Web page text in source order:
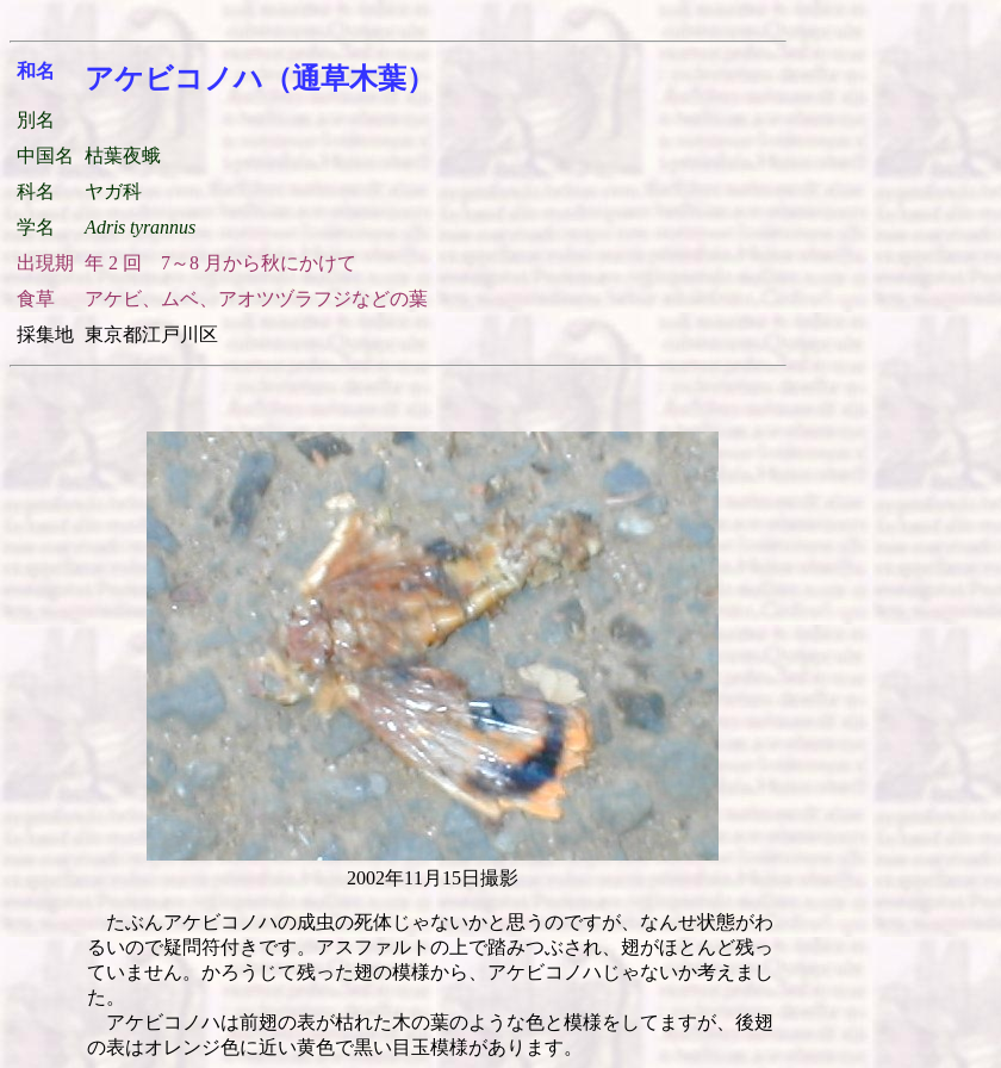
和名 アケビコノハ（通草木葉）
別名
中国名
枯葉夜蛾
科名
ヤガ科
学名
Adris tyrannus
出現期
年 2 回 7～8 月から秋にかけて
食草
アケビ、ムベ、アオツヅラフジなどの葉
採集地 東京都江戸川区
2002年11月15日撮影
たぶんアケビコノハの成虫の死体じゃないかと思うのですが、なんせ状態がわ
るいので疑問符付きです。アスファルトの上で踏みつぶされ、翅がほとんど残っ
ていません。かろうじて残った翅の模様から、アケビコノハじゃないか考えまし
た。
アケビコノハは前翅の表が枯れた木の葉のような色と模様をしてますが、後翅
の表はオレンジ色に近い黄色で黒い目玉模様があります。